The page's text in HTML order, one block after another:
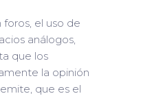
el uso de
análogos,
que los
la opinión
que es el